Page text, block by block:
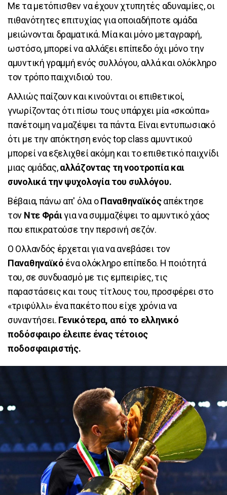
Με τα μετόπισθεν να έχουν χτυπητές αδυναμίες, οι
πιθανότητες επιτυχίας για οποιαδήποτε ομάδα
μειώνονται δραματικά. Μία και μόνο μεταγραφή,
ωστόσο, μπορεί να αλλάξει επίπεδο όχι μόνο την
αμυντική γραμμή ενός συλλόγου, αλλά και ολόκληρο
τον τρόπο παιχνιδιού του.
Αλλιώς παίζουν και κινούνται οι επιθετικοί,
γνωρίζοντας ότι πίσω τους υπάρχει μία «σκούπα»
πανέτοιμη να μαζέψει τα πάντα. Είναι εντυπωσιακό
ότι με την απόκτηση ενός top class αμυντικού
μπορεί να εξελιχθεί ακόμη και το επιθετικό παιχνίδι
μιας ομάδας,αλλάζοντας τη νοοτροπία και
συνολικά την ψυχολογία του συλλόγου.
Βέβαια, πάνω απ' όλα οΠαναθηναϊκόςαπέκτησε
τον Ντε Φράιγια να συμμαζέψει το αμυντικό χάος
που επικρατούσε την περσινή σεζόν.
Ο Ολλανδός έρχεται για να ανεβάσει τον
Παναθηναϊκό ένα ολόκληρο επίπεδο. Η ποιότητά
του, σε συνδυασμό με τις εμπειρίες, τις
παραστάσεις και τους τίτλους του, προσφέρει στο
«τριφύλλι» ένα πακέτο που είχε χρόνια να
συναντήσει. Γενικότερα, από το ελληνικό
ποδόσφαιρο έλειπε ένας τέτοιος
ποδοσφαιριστής.